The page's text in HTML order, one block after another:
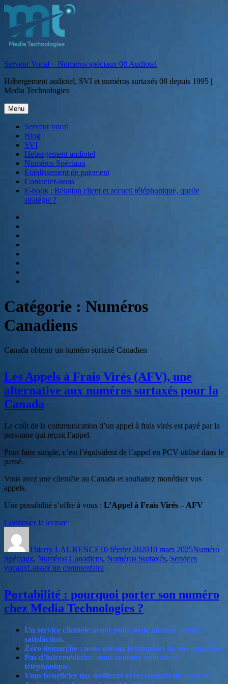
Aller
au
contenu
Serveur Vocal – Numeros spéciaux 08 Audiotel
Hébergement audiotel, SVI et numéros surtaxés 08 depuis 1995 |
Media Technologies
Menu
Serveur vocal
Blog
SVI
Hebergement audiotel
Numéros Spéciaux
Etablissement de paiement
Contactez-nous
E-book : Relation client et accueil téléphonique, quelle
stratégie ?
Relation
client
et
quelle
Catégorie : Numéros
Canadiens
Canada obtenir un numéro surtaxé Canadien
Les Appels à Frais Virés (AFV), une
alternative aux numéros surtaxés pour la
Canada
Le coût de la communication d’un appel à frais virés est payé par la
personne qui reçoit l’appel.
Pour faire simple, c’est l’équivalent de l’appel en PCV utilisé dans le
passé.
Vous avez une clientèle au Canada et souhaitez monétiser vos
appels.
Une possibilité s’offre à vous : L’Appel à Frais Virés – AFV
Continuer la lecturede
à
Frais
Virés
alternative
aux
numéros
pour
Canada »
Thierry LAURENCE10 février 202010 mars 2025Numéro
Spéciaux, Numéros Canadiens, Numéros Surtaxés, Services
vocauxLaisser un commentairesur
à
Frais
Virés
une
aux
numéros
pour
Portabilité : pourquoi porter son numéro
chez Media Technologies ?
Un service clientèle ayant pour seule mission : votre
satisfaction.
Zéro démarche : nous gérons le transfert de vos numéros.
Pas d’intermédiaire: nous sommes opérateur
téléphonique.
Vous bénéficiez des meilleurs reversements du marché.